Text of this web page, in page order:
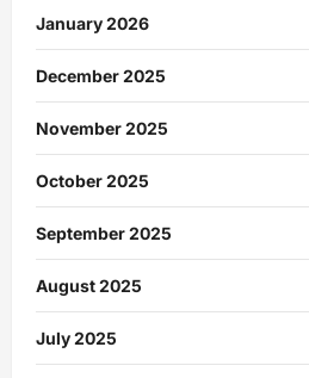
January 2026
December 2025
November 2025
October 2025
September 2025
August 2025
July 2025